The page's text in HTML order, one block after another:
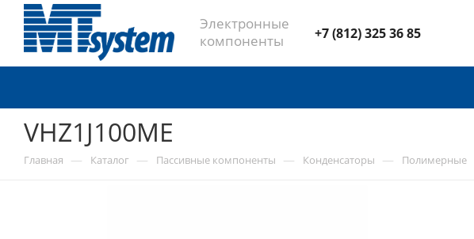
Электронные
компоненты
+7 (812) 325 36 85
VHZ1J100ME
Главная — Каталог — Пассивные компоненты — Конденсаторы — Полимерные